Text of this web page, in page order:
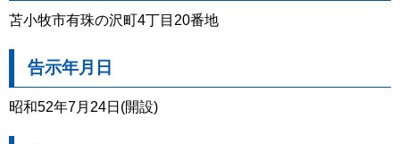
苫小牧市有珠の沢町4丁目20番地
告示年月日
昭和52年7月24日(開設)